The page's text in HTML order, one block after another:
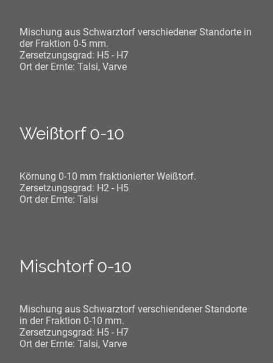
Mischung aus Schwarztorf verschiedener Standorte in
der Fraktion 0-5 mm.
Zersetzungsgrad: H5 - H7
Ort der Ernte: Talsi, Varve
Weißtorf 0-10
Körnung 0-10 mm fraktionierter Weißtorf.
Zersetzungsgrad: H2 - H5
Ort der Ernte: Talsi
Mischtorf 0-10
Mischung aus Schwarztorf verschiendener Standorte
in der Fraktion 0-10 mm.
Zersetzungsgrad: H5 - H7
Ort der Ernte: Talsi, Varve